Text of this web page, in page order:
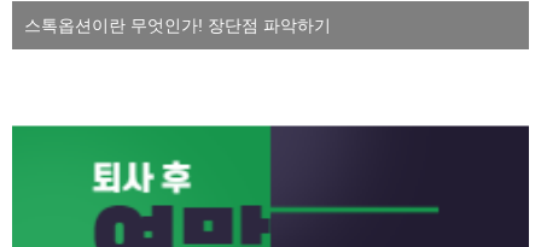
스톡옵션이란 무엇인가! 장단점 파악하기